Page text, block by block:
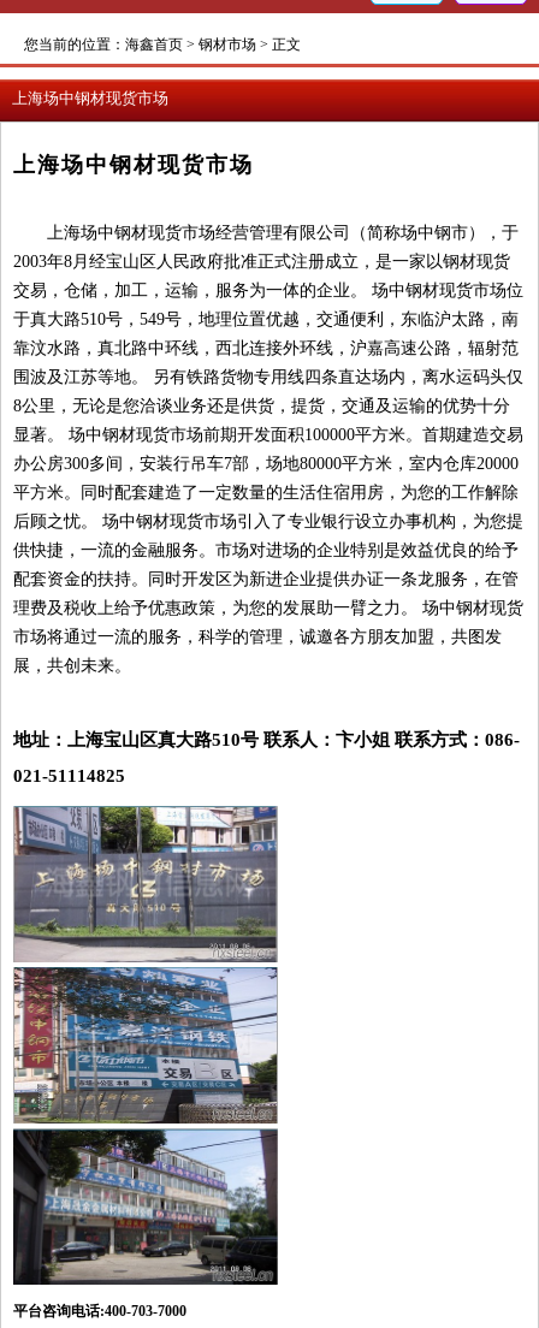
您当前的位置： 海鑫首页 > 钢材市场 > 正文
上海场中钢材现货市场
上海场中钢材现货市场
上海场中钢材现货市场经营管理有限公司（简称场中钢市），于
2003年8月经宝山区人民政府批准正式注册成立，是一家以钢材现货
交易，仓储，加工，运输，服务为一体的企业。 场中钢材现货市场位
于真大路510号，549号，地理位置优越，交通便利，东临沪太路，南
靠汶水路，真北路中环线，西北连接外环线，沪嘉高速公路，辐射范
围波及江苏等地。 另有铁路货物专用线四条直达场内，离水运码头仅
8公里，无论是您洽谈业务还是供货，提货，交通及运输的优势十分
显著。 场中钢材现货市场前期开发面积100000平方米。首期建造交易
办公房300多间，安装行吊车7部，场地80000平方米，室内仓库20000
平方米。同时配套建造了一定数量的生活住宿用房，为您的工作解除
后顾之忧。 场中钢材现货市场引入了专业银行设立办事机构，为您提
供快捷，一流的金融服务。市场对进场的企业特别是效益优良的给予
配套资金的扶持。同时开发区为新进企业提供办证一条龙服务，在管
理费及税收上给予优惠政策，为您的发展助一臂之力。 场中钢材现货
市场将通过一流的服务，科学的管理，诚邀各方朋友加盟，共图发
展，共创未来。
地址：上海宝山区真大路510号 联系人：卞小姐 联系方式：086-
021-51114825
平台咨询电话:400-703-7000